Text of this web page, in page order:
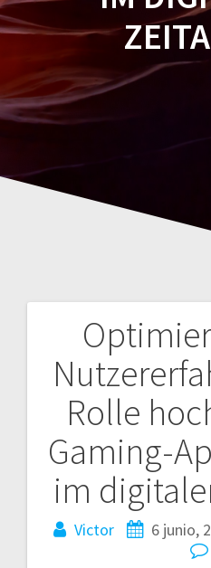
Rolle
Gaming-
im
Victor 6 junio,
Navegación
de
entradas